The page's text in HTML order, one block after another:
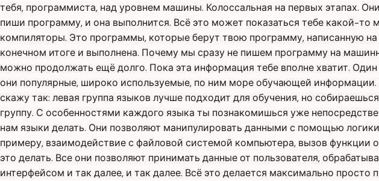
тебя, программиста, над уровнем машины. Колоссальная на первых этапах.
пиши программу, и она выполнится. Всё это может показаться тебе какой-то
компиляторы. Это программы, которые берут твою программу, написанную
конечном итоге и выполнена. Почему мы сразу не пишем программу на
можно продолжать ещё долго. Пока эта информация тебе вполне хватит.
они популярные, широко используемые, по ним море обучающей
скажу так: левая группа языков лучше подходит для обучения, но
группу. С особенностями каждого языка ты познакомишься уже
нам языки делать. Они позволяют манипулировать данными с помощью
примеру, взаимодействие с файловой системой компьютера, вызов функции
это делать. Все они позволяют принимать данные от пользователя,
интерфейсом и так далее, и так далее. Всё это делается максимально